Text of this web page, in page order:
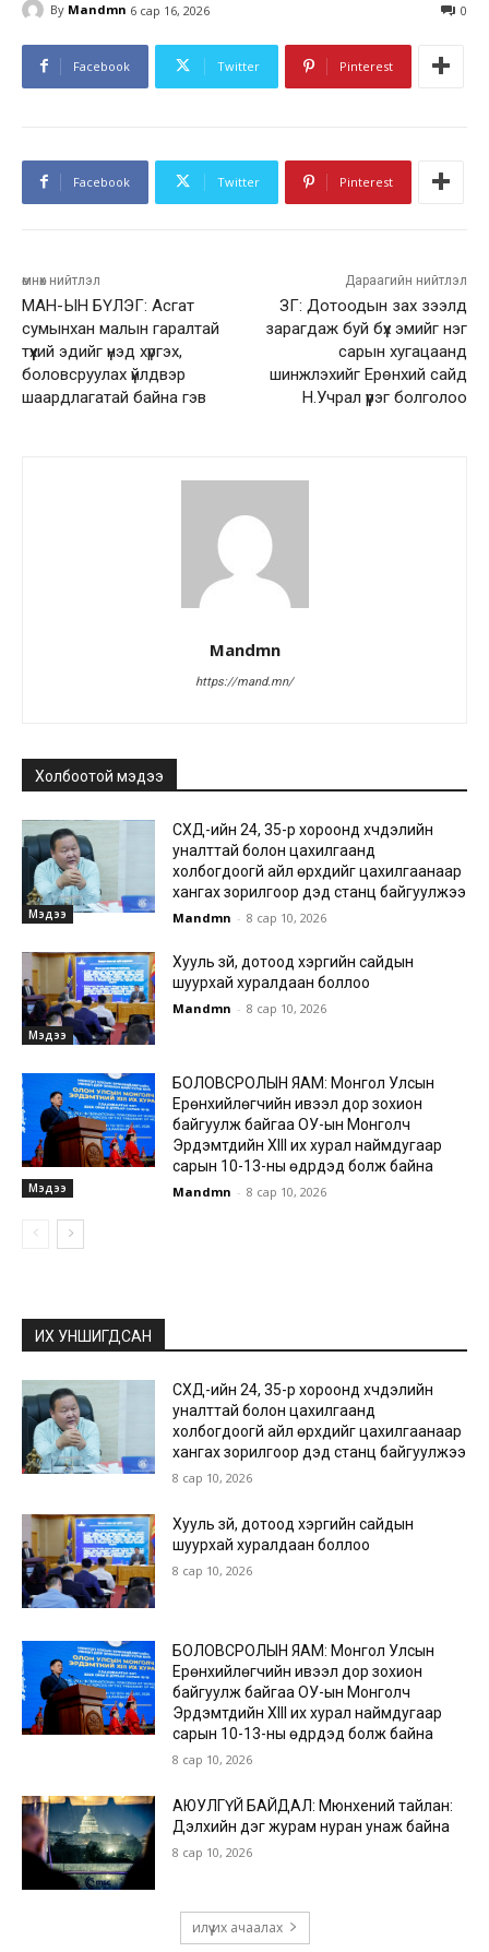
By Mandmn 6 сар 16, 2026 0
Facebook Twitter Pinterest
Facebook Twitter Pinterest
өмнөх нийтлэл
МАН-ЫН БҮЛЭГ: Асгат
сумынхан малын гаралтай
түүхий эдийг үнэд хүргэх,
боловсруулах үйлдвэр
шаардлагатай байна гэв
Дараагийн нийтлэл
ЗГ: Дотоодын зах зээлд
зарагдаж буй бүх эмийг нэг
сарын хугацаанд
шинжлэхийг Ерөнхий сайд
Н.Учрал үүрэг болголоо
Mandmn
https://mand.mn/
Холбоотой мэдээ
Мэдээ
СХД-ийн 24, 35-р хороонд хүчдэлийн
уналттай болон цахилгаанд
холбогдоогүй айл өрхүүдийг цахилгаанаар
хангах зорилгоор дэд станц байгуулжээ
Mandmn - 8 сар 10, 2026
Мэдээ
Хууль зүй, дотоод хэргийн сайдын
шуурхай хуралдаан боллоо
Mandmn - 8 сар 10, 2026
Мэдээ
БОЛОВСРОЛЫН ЯАМ: Монгол Улсын
Ерөнхийлөгчийн ивээл дор зохион
байгуулж байгаа ОУ-ын Монголч
Эрдэмтдийн XIII их хурал наймдугаар
сарын 10-13-ны өдрүүдэд болж байна
Mandmn - 8 сар 10, 2026
ИХ УНШИГДСАН
СХД-ийн 24, 35-р хороонд хүчдэлийн
уналттай болон цахилгаанд
холбогдоогүй айл өрхүүдийг цахилгаанаар
хангах зорилгоор дэд станц байгуулжээ
8 сар 10, 2026
Хууль зүй, дотоод хэргийн сайдын
шуурхай хуралдаан боллоо
8 сар 10, 2026
БОЛОВСРОЛЫН ЯАМ: Монгол Улсын
Ерөнхийлөгчийн ивээл дор зохион
байгуулж байгаа ОУ-ын Монголч
Эрдэмтдийн XIII их хурал наймдугаар
сарын 10-13-ны өдрүүдэд болж байна
8 сар 10, 2026
АЮУЛГҮЙ БАЙДАЛ: Мюнхений тайлан:
Дэлхийн дэг журам нуран унаж байна
8 сар 10, 2026
илүү их ачаалах